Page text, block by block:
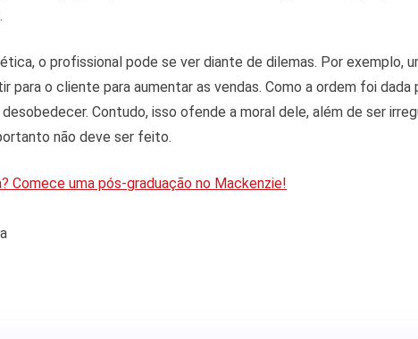
o profissional pode se ver diante de dilemas. Por exemplo,
para o cliente para aumentar as vendas. Como a ordem foi dada
Contudo, isso ofende a moral dele, além de ser
não deve ser feito.
Comece uma pós-graduação no Mackenzie!